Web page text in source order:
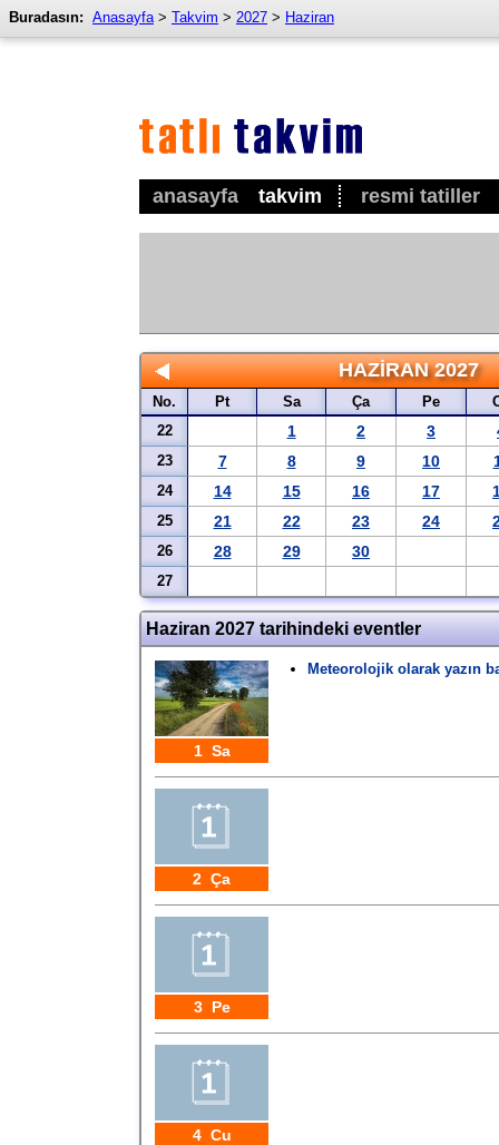
anasayfa takvim resmi tatiller
Buradasın: Anasayfa> Takvim > 2027 > Haziran
HAZIRAN 2027
No. Pt Sa Ça Pe
22
1 2 3
23 7 8 9 10
24 14 15 16 17
25 21 22 23 24
26 28 29 30
27
Haziran 2027 tarihindeki eventler
1 Sa
Meteorolojik olarak yazın
2 Ça
3 Pe
4 Cu